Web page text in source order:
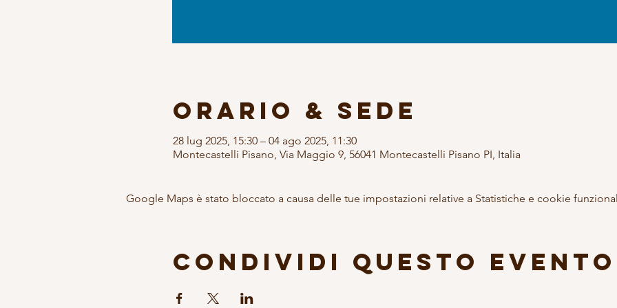
Orario & Sede
28 lug 2025, 15:30 – 04 ago 2025, 11:30
Montecastelli Pisano, Via Maggio 9, 56041 Montecastelli Pisano PI, Italia
Google Maps è stato bloccato a causa delle tue impostazioni relative a Statistiche e cookie
Condividi questo evento